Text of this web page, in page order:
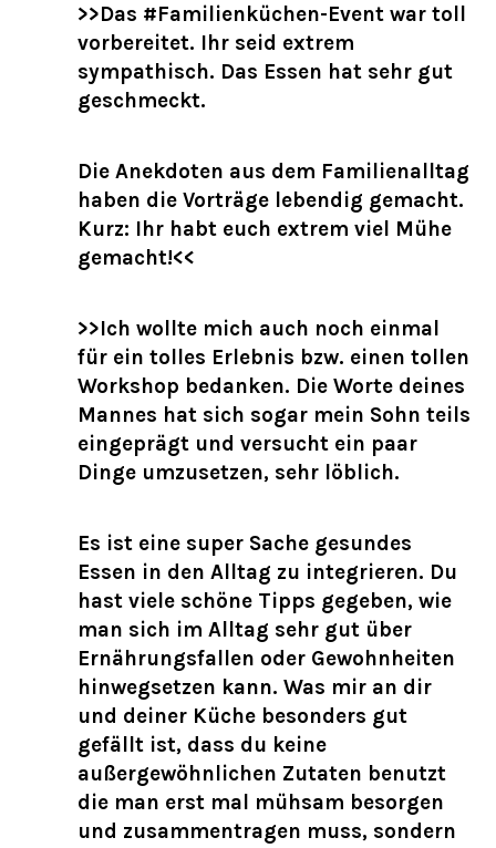
>>Das #Familienküchen-Event war toll
vorbereitet. Ihr seid extrem
sympathisch. Das Essen hat sehr gut
geschmeckt.
Die Anekdoten aus dem Familienalltag
haben die Vorträge lebendig gemacht.
Kurz: Ihr habt euch extrem viel Mühe
gemacht!<<
>>Ich wollte mich auch noch einmal
für ein tolles Erlebnis bzw. einen tollen
Workshop bedanken. Die Worte deines
Mannes hat sich sogar mein Sohn teils
eingeprägt und versucht ein paar
Dinge umzusetzen, sehr löblich.
Es ist eine super Sache gesundes
Essen in den Alltag zu integrieren. Du
hast viele schöne Tipps gegeben, wie
man sich im Alltag sehr gut über
Ernährungsfallen oder Gewohnheiten
hinwegsetzen kann. Was mir an dir
und deiner Küche besonders gut
gefällt ist, dass du keine
außergewöhnlichen Zutaten benutzt
die man erst mal mühsam besorgen
und zusammentragen muss, sondern